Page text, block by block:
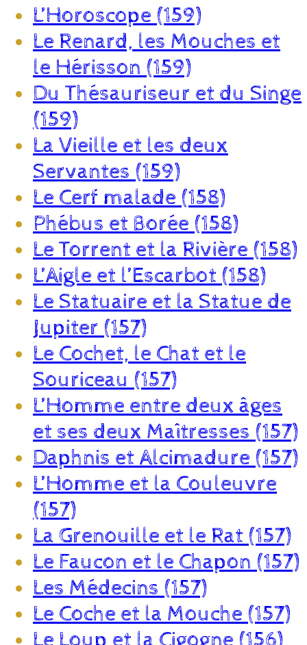
L’Horoscope (159)
Le Renard, les Mouches et
le Hérisson (159)
Du Thésauriseur et du Singe
(159)
La Vieille et les deux
Servantes (159)
Le Cerf malade (158)
Phébus et Borée (158)
Le Torrent et la Rivière (158)
L’Aigle et l’Escarbot (158)
Le Statuaire et la Statue de
Jupiter (157)
Le Cochet, le Chat et le
Souriceau (157)
L’Homme entre deux âges
et ses deux Maîtresses (157)
Daphnis et Alcimadure (157)
L’Homme et la Couleuvre
(157)
La Grenouille et le Rat (157)
Le Faucon et le Chapon (157)
Les Médecins (157)
Le Coche et la Mouche (157)